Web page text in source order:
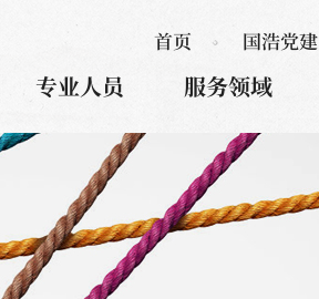
专业人员 服务领域
首页 国浩党建